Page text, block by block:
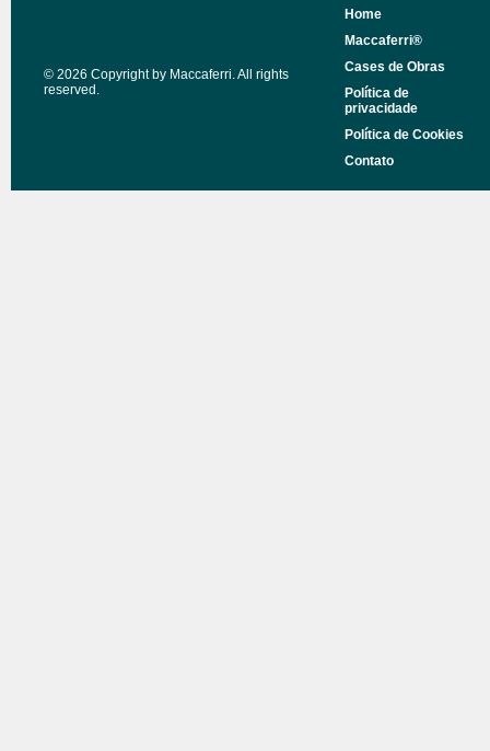
© 2026 Copyright by Maccaferri. All rights
reserved.
Home
Maccaferri®
Cases de Obras
Política de
privacidade
Política de Cookies
Contato